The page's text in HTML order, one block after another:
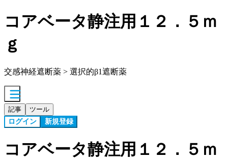
コアベータ静注用１２．５ｍ
ｇ
交感神経遮断薬 > 選択的β1遮断薬
記事 ツール
ログイン 新規登録
コアベータ静注用１２．５ｍ